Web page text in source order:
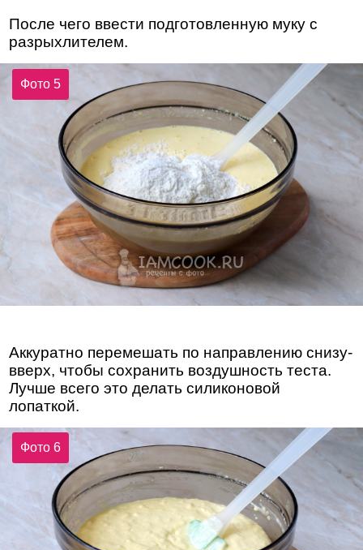
После чего ввести подготовленную муку с
разрыхлителем.
Фото 5
Аккуратно перемешать по направлению снизу-
вверх, чтобы сохранить воздушность теста.
Лучше всего это делать силиконовой
лопаткой.
Фото 6